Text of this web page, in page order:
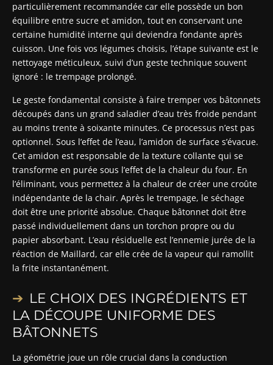
particulièrement recommandée car elle possède un bon
équilibre entre sucre et amidon, tout en conservant une
certaine humidité interne qui deviendra fondante après
cuisson. Une fois vos légumes choisis, l’étape suivante est le
nettoyage méticuleux, suivi d’un geste technique souvent
ignoré : le trempage prolongé.
Le geste fondamental consiste à faire tremper vos bâtonnets
découpés dans un grand saladier d’eau très froide pendant
au moins trente à soixante minutes. Ce processus n’est pas
optionnel. Sous l’effet de l’eau, l’amidon de surface s’évacue.
Cet amidon est responsable de la texture collante qui se
transforme en purée sous l’effet de la chaleur du four. En
l’éliminant, vous permettez à la chaleur de créer une croûte
indépendante de la chair. Après le trempage, le séchage
doit être une priorité absolue. Chaque bâtonnet doit être
passé individuellement dans un torchon propre ou du
papier absorbant. L’eau résiduelle est l’ennemie jurée de la
réaction de Maillard, car elle crée de la vapeur qui ramollit
la frite instantanément.
LE CHOIX DES INGRÉDIENTS ET
LA DÉCOUPE UNIFORME DES
BÂTONNETS
La géométrie joue un rôle crucial dans la conduction